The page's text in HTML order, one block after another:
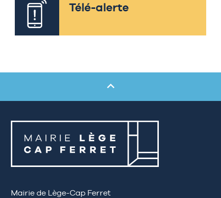
Télé-alerte
Mairie de Lège-Cap Ferret